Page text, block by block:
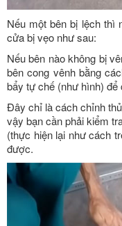
Nếu một bên bị lệch thì
cửa bị vẹo như sau:
Nếu bên nào không bị
bên cong vênh bằng
bẩy tự chế (như hình) để
Đây chỉ là cách chỉnh
vậy bạn cần phải kiểm
(thực hiện lại như cách
được.